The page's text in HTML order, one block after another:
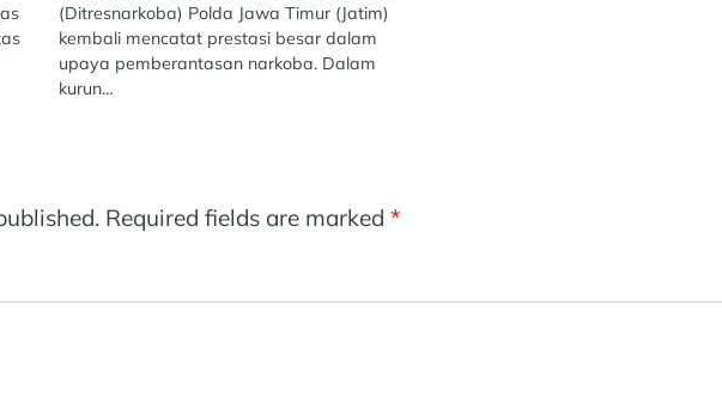
(Ditresnarkoba) Polda Jawa Timur (Jatim)
kembali mencatat prestasi besar dalam
upaya pemberantasan narkoba. Dalam
kurun…
Required fields are marked *